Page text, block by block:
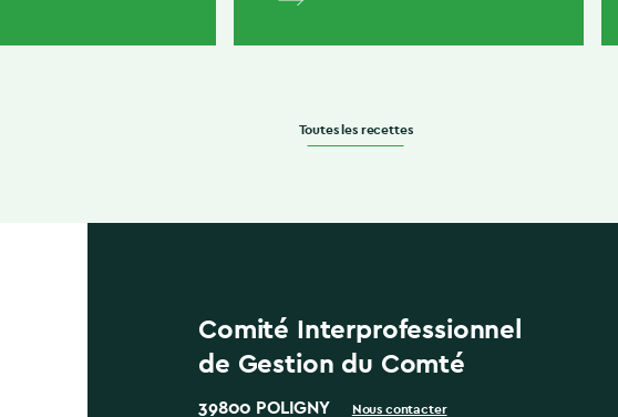
Toutes les recettes
Comité Interprofessionnel
de Gestion du Comté
39800 POLIGNY Nous contacter